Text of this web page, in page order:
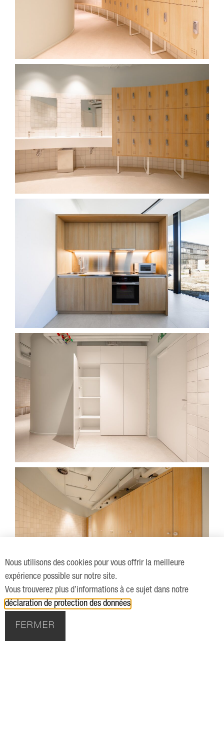
Nous utilisons des cookies pour vous offrir la meilleure
expérience possible sur notre site.
Vous trouverez plus d’informations à ce sujet dans notre
déclaration de protection des données
FERMER